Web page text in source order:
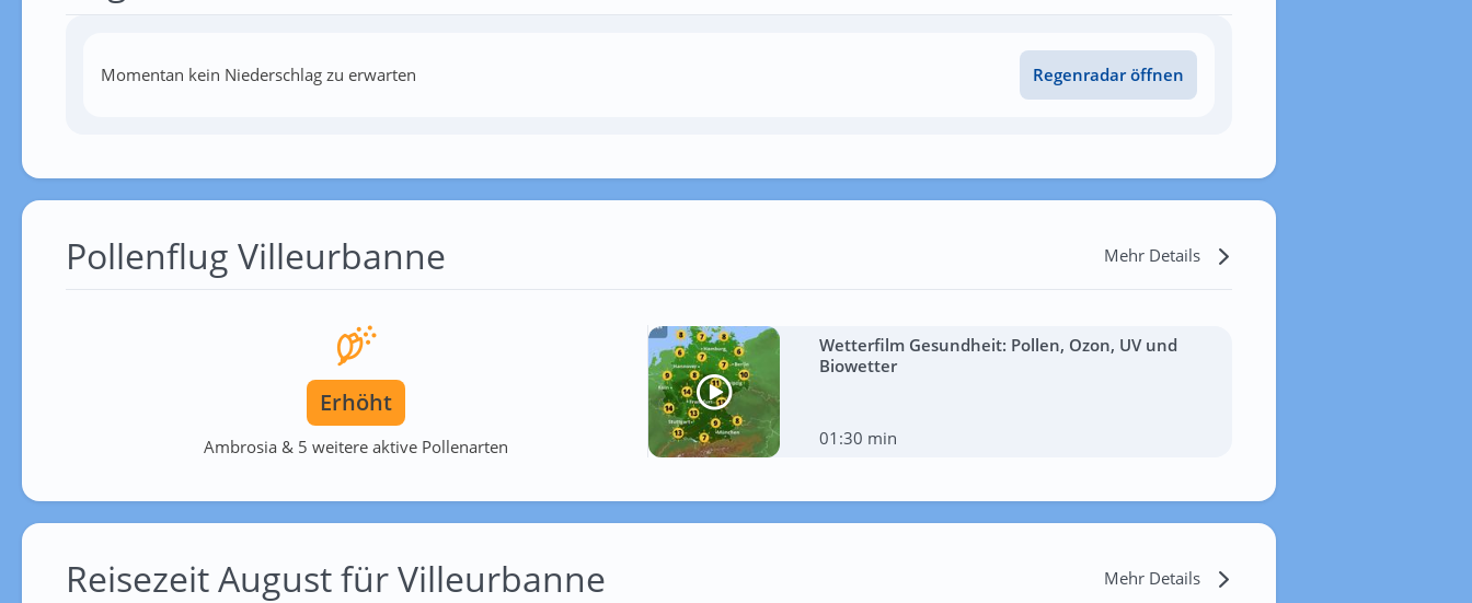
Momentan kein Niederschlag zu erwarten Regenradar öffnen
Pollenflug Villeurbanne Mehr Details
Erhöht
Ambrosia & 5 weitere aktive Pollenarten
Wetterfilm Gesundheit: Pollen, Ozon, UV und
Biowetter
01:30 min
Reisezeit August für Villeurbanne Mehr Details